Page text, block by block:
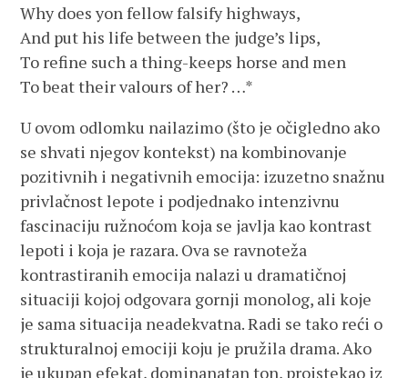
Why does yon fellow falsify highways,
And put his life between the judge’s lips,
To refine such a thing-keeps horse and men
To beat their valours of her? …*
U ovom odlomku nailazimo (što je očigledno ako
se shvati njegov kontekst) na kombinovanje
pozitivnih i negativnih emocija: izuzetno snažnu
privlačnost lepote i podjednako intenzivnu
fascinaciju ružnoćom koja se javlja kao kontrast
lepoti i koja je razara. Ova se ravnoteža
kontrastiranih emocija nalazi u dramatičnoj
situaciji kojoj odgovara gornji monolog, ali koje
je sama situacija neadekvatna. Radi se tako reći o
strukturalnoj emociji koju je pružila drama. Ako
je ukupan efekat, dominanatan ton, proistekao iz